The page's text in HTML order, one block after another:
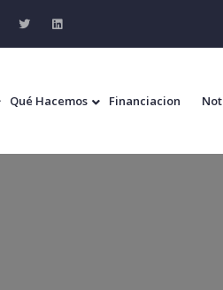
Qué Hacemos Financiacion